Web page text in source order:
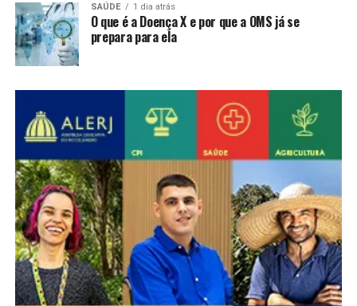
SAÚDE 1 dia atrás
O que é a Doença X e por que a OMS já se
prepara para ela